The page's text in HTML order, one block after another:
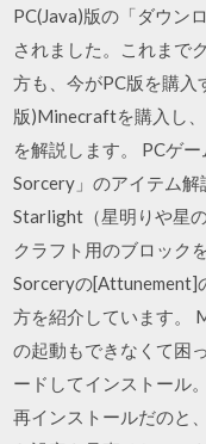
PC(Java)版の「ダウン
されました。これまで
方も、今がPC版を購入
版)Minecraftを購入し
を解説します。 PCゲ
Sorcery」のアイテム
Starlight（星明りや星
クラフト用のブロック
Sorceryの[Attunement]
方を紹介しています。
の起動もできなくて困
ードしてインストール
再インストールだのと